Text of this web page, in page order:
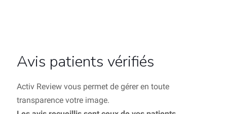
Avis patients vérifiés
Activ Review vous permet de gérer en toute
transparence votre image.